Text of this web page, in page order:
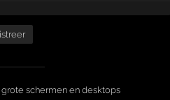
schermen en desktops